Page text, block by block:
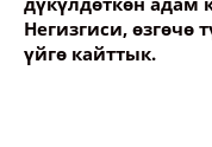
Негизгиси, өзгөчө
үйгө кайттык.